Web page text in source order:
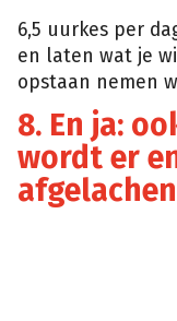
6,5 uurkes per
en laten wat je wil
opstaan nemen
8. En ja:
wordt er
afgelachen